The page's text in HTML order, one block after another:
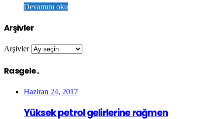
Devamını oku
Arşivler
Arşivler
Rasgele..
Haziran 24, 2017
Yüksek petrol gelirlerine rağmen